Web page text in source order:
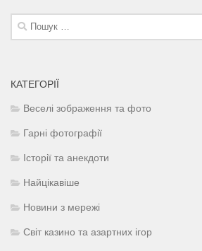
Пошук:
КАТЕГОРІЇ
Веселі зображення та фото
Гарні фотографії
Історії та анекдоти
Найцікавіше
Новини з мережі
Світ казино та азартних ігор